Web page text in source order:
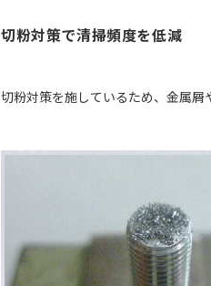
切粉対策で清掃頻度を低減
切粉対策を施しているため、金属屑